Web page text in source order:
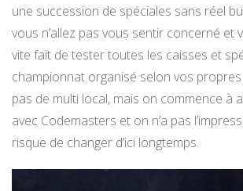
une succession de spéciales sans réel
vous n’allez pas vous sentir concerné et
vite fait de tester toutes les caisses et
championnat organisé selon vos propres
pas de multi local, mais on commence à
avec Codemasters et on n’a pas
risque de changer d’ici longtemps.